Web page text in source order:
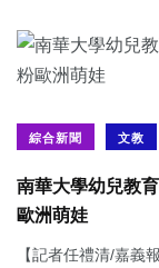
綜合新聞 文教
南華大學幼兒教
歐洲萌娃
【記者任禮清/嘉義